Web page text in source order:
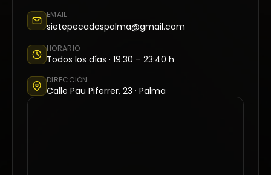
EMAIL
sietepecadospalma@gmail.com
HORARIO
Todos los días · 19:30 – 23:40 h
DIRECCIÓN
Calle Pau Piferrer, 23 · Palma